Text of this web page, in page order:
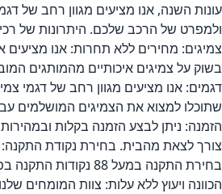
עונות השנה, אנו מציעים מגוון רחב של
ולמפרט של הרכב שלכם. היתרונות של
צמיגים: מחירים ללא תחרות: אנו
בשוק על צמיגים איכותיים מהמותגים
דגמים: אנו מציעים מגוון רחב של דגמי
שתוכלו למצוא את הצמיגים המושלמים
הזמנה: ניתן לבצע הזמנה בקלות
צורך לצאת מהבית. בחירת נקודת
בחירת התקנה במעל 88
הכוונה ויעוץ ללא עלות: צוות המומחים